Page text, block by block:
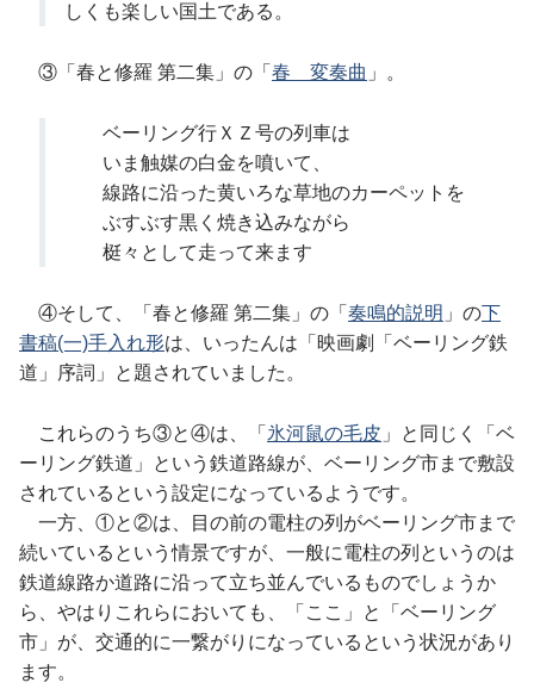
しくも楽しい国土である。
③「春と修羅 第二集」の「 春 変奏曲 」。
ベーリング行ＸＺ号の列車は
いま触媒の白金を噴いて、
線路に沿った黄いろな草地のカーペットを
ぶすぶす黒く焼き込みながら
梃々として走って来ます
④そして、「春と修羅 第二集」の「 奏鳴的説明 」の下
書稿(一)手入れ形は、いったんは「映画劇「ベーリング鉄
道」序詞」と題されていました。
これらのうち③と④は、「 氷河鼠の毛皮 」と同じく「ベ
ーリング鉄道」という鉄道路線が、ベーリング市まで敷設
されているという設定になっているようです。
一方、①と②は、目の前の電柱の列がベーリング市まで
続いているという情景ですが、一般に電柱の列というのは
鉄道線路か道路に沿って立ち並んでいるものでしょうか
ら、やはりこれらにおいても、「ここ」と「ベーリング
市」が、交通的に一繋がりになっているという状況があり
ます。